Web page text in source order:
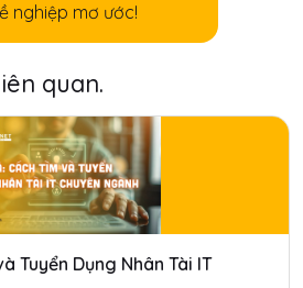
nghiệp mơ ước!
quan.
Tuyển Dụng Nhân Tài IT